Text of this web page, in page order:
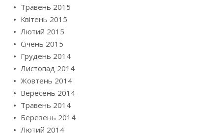
Травень 2015
Квітень 2015
Лютий 2015
Січень 2015
Грудень 2014
Листопад 2014
Жовтень 2014
Вересень 2014
Травень 2014
Березень 2014
Лютий 2014